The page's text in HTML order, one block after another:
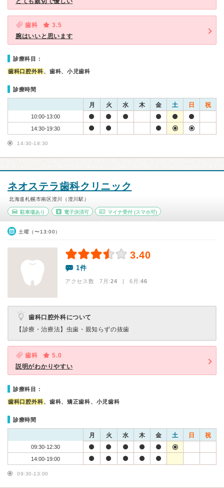
歯科
3.5
腕はいいと思います
診療科目：
歯科口腔外科、歯科、小児歯科
診療時間
月 火 水 木 金 土 日 祝
10:00-13:00
14:30-19:30
14:30-18:30
ネオステラ歯科クリニック
北海道札幌市南区澄川（澄川駅）
駐車場あり 電子決済可 マイナ受付 (スマホ可)
土曜（〜13:00）
3.40
1件
アクセス数 7月:24 | 6月:46
歯科口腔外科について
【診療・治療法】 虫歯・親知らずの抜歯
歯科
5.0
説明がわかりやすい
診療科目：
歯科口腔外科、歯科、矯正歯科、小児歯科
診療時間
月 火 水 木 金 土 日 祝
09:30-12:30
14:00-19:00
09:30-13:00